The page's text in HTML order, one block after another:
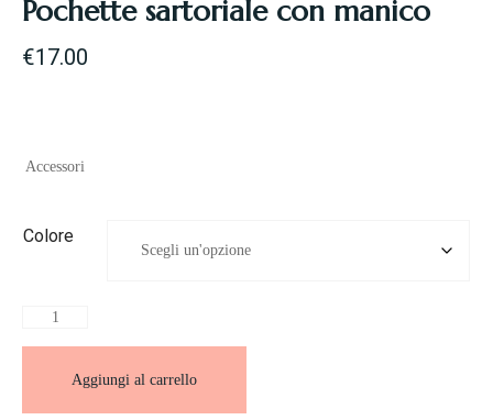
Pochette sartoriale con manico
€17.00
Accessori
Colore
Aggiungi al carrello